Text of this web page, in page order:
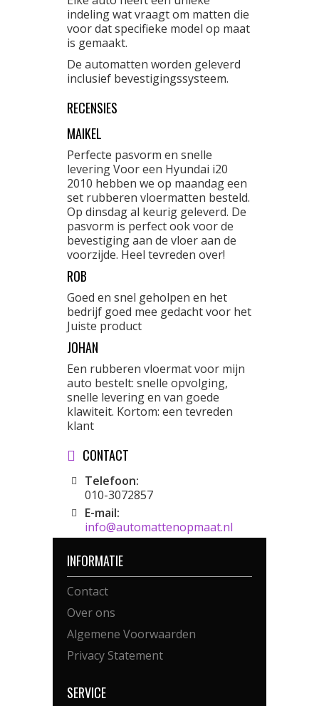
indeling wat vraagt om matten die
voor dat specifieke model op maat
is gemaakt.
De automatten worden geleverd
inclusief bevestigingssysteem.
RECENSIES
MAIKEL
Perfecte pasvorm en snelle
levering Voor een Hyundai i20
2010 hebben we op maandag een
set rubberen vloermatten besteld.
Op dinsdag al keurig geleverd. De
pasvorm is perfect ook voor de
bevestiging aan de vloer aan de
voorzijde. Heel tevreden over!
ROB
Goed en snel geholpen en het
bedrijf goed mee gedacht voor het
Juiste product
JOHAN
Een rubberen vloermat voor mijn
auto bestelt: snelle opvolging,
snelle levering en van goede
klawiteit. Kortom: een tevreden
klant
CONTACT
Telefoon:
010-3072857
E-mail:
info@automattenopmaat.nl
INFORMATIE
Contact
Over ons
Algemene Voorwaarden
Privacy Statement
SERVICE